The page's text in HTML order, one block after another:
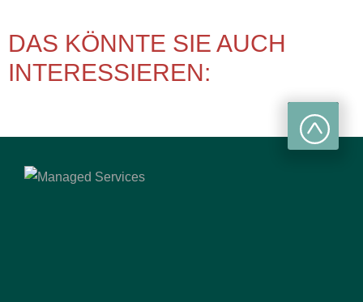
DAS KÖNNTE SIE AUCH
INTERESSIEREN: